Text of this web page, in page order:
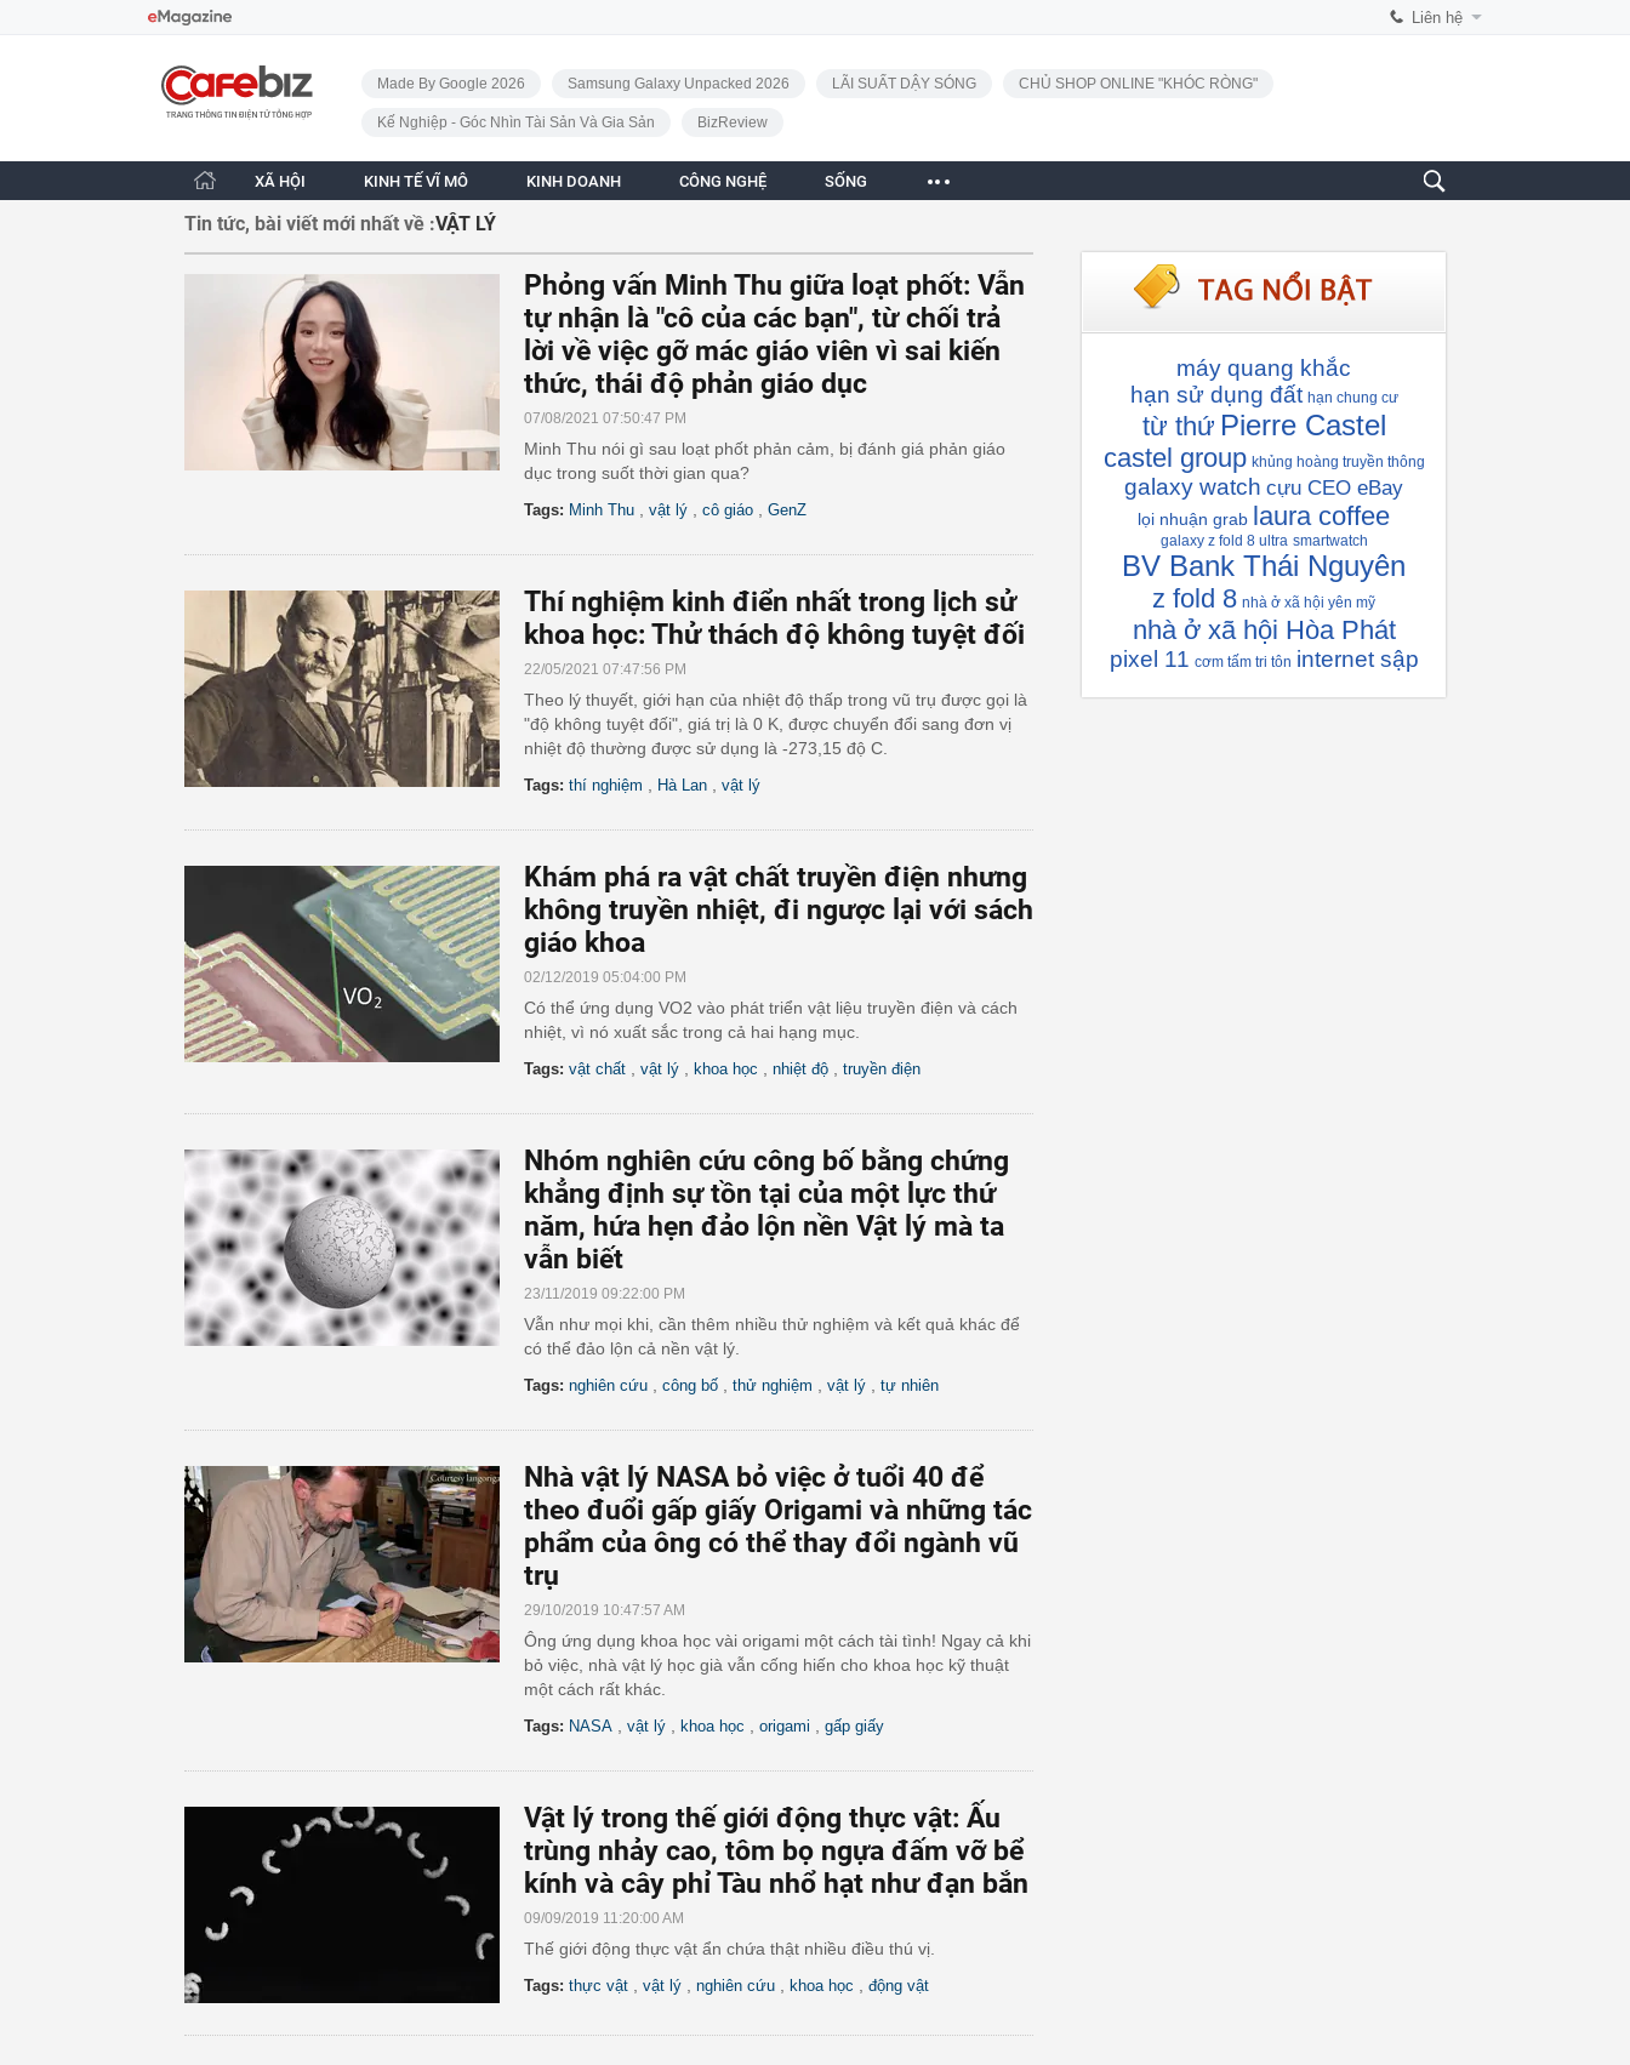
Liên hệ
CafeBiz - Trang chủ
Made By Google 2026
Samsung Galaxy Unpacked 2026 LÃI SUẤT DẬY SÓNG CHỦ SHOP ONLINE "KHÓC RÒNG"
Kế Nghiệp - Góc Nhìn Tài Sản Và Gia Sản BizReview
XÃ HỘI KINH TẾ VĨ MÔ KINH DOANH CÔNG NGHỆ SỐNG
Tin tức, bài viết mới nhất về :VẬT LÝ
Phỏng vấn Minh Thu giữa loạt phốt: Vẫn
tự nhận là "cô của các bạn", từ chối trả
lời về việc gỡ mác giáo viên vì sai kiến
thức, thái độ phản giáo dục
07/08/2021 07:50:47 PM
Minh Thu nói gì sau loạt phốt phản cảm, bị đánh giá phản giáo
dục trong suốt thời gian qua?
Tags: Minh Thu vật lý cô giáo GenZ
Thí nghiệm kinh điển nhất trong lịch sử
khoa học: Thử thách độ không tuyệt đối
22/05/2021 07:47:56 PM
Theo lý thuyết, giới hạn của nhiệt độ thấp trong vũ trụ được gọi là
"độ không tuyệt đối", giá trị là 0 K, được chuyển đổi sang đơn vị
nhiệt độ thường được sử dụng là -273,15 độ C.
Tags: thí nghiệm Hà Lan vật lý
Khám phá ra vật chất truyền điện nhưng
không truyền nhiệt, đi ngược lại với sách
giáo khoa
02/12/2019 05:04:00 PM
Có thể ứng dụng VO2 vào phát triển vật liệu truyền điện và cách
nhiệt, vì nó xuất sắc trong cả hai hạng mục.
Tags: vật chất vật lý khoa học nhiệt độ truyền điện
Nhóm nghiên cứu công bố bằng chứng
khẳng định sự tồn tại của một lực thứ
năm, hứa hẹn đảo lộn nền Vật lý mà ta
vẫn biết
23/11/2019 09:22:00 PM
Vẫn như mọi khi, cần thêm nhiều thử nghiệm và kết quả khác để
có thể đảo lộn cả nền vật lý.
Tags: nghiên cứu công bố thử nghiệm vật lý tự nhiên
Nhà vật lý NASA bỏ việc ở tuổi 40 để
theo đuổi gấp giấy Origami và những tác
phẩm của ông có thể thay đổi ngành vũ
trụ
29/10/2019 10:47:57 AM
Ông ứng dụng khoa học vài origami một cách tài tình! Ngay cả khi
bỏ việc, nhà vật lý học già vẫn cống hiến cho khoa học kỹ thuật
một cách rất khác.
Tags: NASA vật lý khoa học origami gấp giấy
Vật lý trong thế giới động thực vật: Ấu
trùng nhảy cao, tôm bọ ngựa đấm vỡ bể
kính và cây phỉ Tàu nhổ hạt như đạn bắn
09/09/2019 11:20:00 AM
Thế giới động thực vật ẩn chứa thật nhiều điều thú vị.
Tags: thực vật vật lý nghiên cứu khoa học động vật
máy quang khắc
hạn sử dụng đất hạn chung cư
từ thứ Pierre Castel
castel group khủng hoàng truyền thông
galaxy watch cựu CEO eBay
lọi nhuận grab laura coffee
galaxy z fold 8 ultra smartwatch
BV Bank Thái Nguyên
z fold 8 nhà ở xã hội yên mỹ
nhà ở xã hội Hòa Phát
pixel 11 cơm tấm tri tôn internet sập